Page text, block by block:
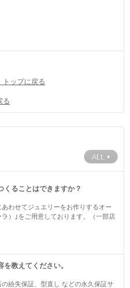
トップに戻る
る
ALL
くることはできますか？
わせてジュエリーをお作りするオー
）｣をご用意しております。（一部店
教えてください。
紛失保証、型直し などの永久保証サ